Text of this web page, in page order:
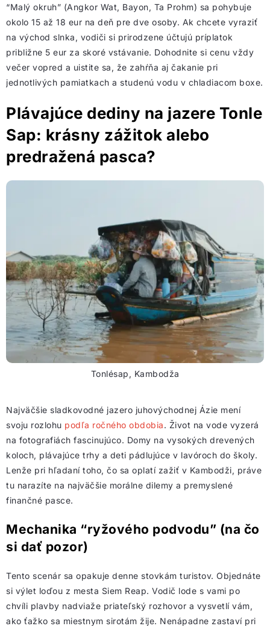
“Malý okruh” (Angkor Wat, Bayon, Ta Prohm) sa pohybuje
okolo 15 až 18 eur na deň pre dve osoby. Ak chcete vyraziť
na východ slnka, vodiči si prirodzene účtujú príplatok
približne 5 eur za skoré vstávanie. Dohodnite si cenu vždy
večer vopred a uistite sa, že zahŕňa aj čakanie pri
jednotlivých pamiatkach a studenú vodu v chladiacom boxe.
Plávajúce dediny na jazere Tonle
Sap: krásny zážitok alebo
predražená pasca?
Tonlésap, Kambodža
Najväčšie sladkovodné jazero juhovýchodnej Ázie mení
svoju rozlohu podľa ročného obdobia. Život na vode vyzerá
na fotografiách fascinujúco. Domy na vysokých drevených
koloch, plávajúce trhy a deti pádlujúce v lavóroch do školy.
Lenže pri hľadaní toho, čo sa oplatí zažiť v Kambodži, práve
tu narazíte na najväčšie morálne dilemy a premyslené
finančné pasce.
Mechanika “ryžového podvodu” (na čo
si dať pozor)
Tento scenár sa opakuje denne stovkám turistov. Objednáte
si výlet loďou z mesta Siem Reap. Vodič lode s vami po
chvíli plavby nadviaže priateľský rozhovor a vysvetlí vám,
ako ťažko sa miestnym sirotám žije. Nenápadne zastaví pri